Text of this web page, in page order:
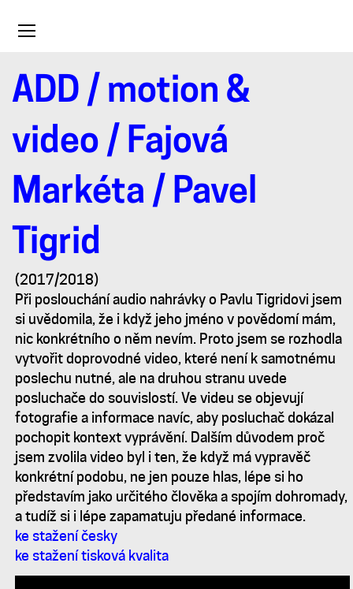
Toggle
ADD / motion &
video / Fajová
Markéta / Pavel
Tigrid
Pavel
Tigrid
(2017/2018)
Při poslouchání audio nahrávky o Pavlu Tigridovi jsem
si uvědomila, že i když jeho jméno v povědomí mám,
nic konkrétního o něm nevím. Proto jsem se rozhodla
vytvořit doprovodné video, které není k samotnému
poslechu nutné, ale na druhou stranu uvede
posluchače do souvislostí. Ve videu se objevují
fotografie a informace navíc, aby posluchač dokázal
pochopit kontext vyprávění. Dalším důvodem proč
jsem zvolila video byl i ten, že když má vypravěč
konkrétní podobu, ne jen pouze hlas, lépe si ho
představím jako určitého člověka a spojím dohromady,
a tudíž si i lépe zapamatuju předané informace.
ke stažení česky
ke stažení tisková kvalita